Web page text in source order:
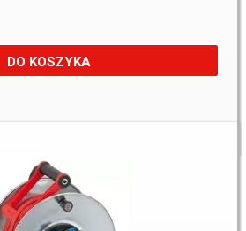
DO KOSZYKA
Dostępne:1 szt